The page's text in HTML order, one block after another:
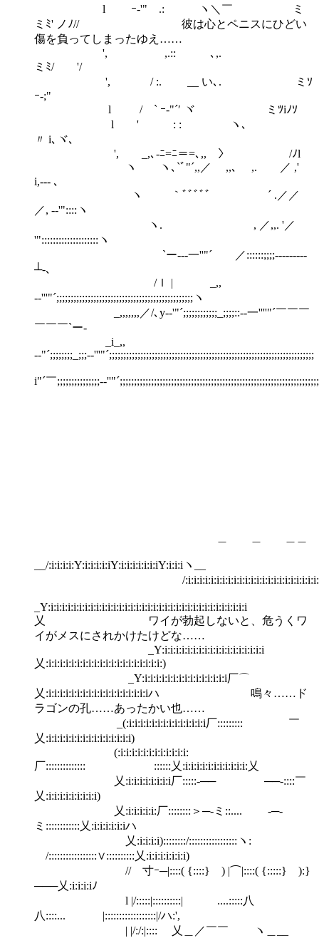
l ｰ‐'" .: ヽ＼￣ ミ
ミﾐ' ノﾉ// 彼は心とペニスにひどい
傷を負ってしまったゆえ……
', ,.:: ､,.
ミﾐ/ '/
', / :. __ い､. ミｿ
ｰ-;"
l / ` ｰ‐"´′ ヾ ミﾂiﾉｿ
l ' : : ヽ､
〃 i､ヾ､
', _,､-ﾆ=ﾆ＝=､,, 〉 /ﾉl
ヽ ヽ､`ﾞ"´,,／ ,,､ ,. ／ ,'
i,-‐- ､
ヽ ｀ﾞﾞﾞﾞﾞ ´ .／／
／, -‐'"::::ヽ
ヽ. , ／,,. '／
'"::::::::::::::::::::ヽ
`ー--‐一''"´ ／::::::;;;;---‐‐‐‐‐‐
┴-､
/ｌ | _,,
-‐'''"´;;;;;;;;;;;;;;;;;;;;;;;;;;;;;;;;;;;;;;;;;;;;;;;;ヽ
_,,,,,,,／/､y-‐'"´;;;;;;;;;;;;_;;;;::-‐一''''"´￣￣￣
￣￣￣`ー-
_i_,,
-‐"´;;;;;;;;_;;;-‐'''"´;;;;;;;;;;;;;;;;;;;;;;;;;;;;;;;;;;;;;;;;;;;;;;;;;;;;;;;;;;;;;;;;;;;;;;;;
i"´￣;;;;;;;;;;;;;;;-
__/:i:i:i:i:Y:i:i:i:i:iY:i:i:i:i:i:i:iY:i:i:iヽ__
/
_Y:i:i:i:i:i:i:i:i:i:i:i:i:i:i:i:i:i:i:i:i:i:i:i:i:i:i:i:i:i:i:i:i:i:i:i
乂 ワイが勃起しないと、危うくワ
イがメスにされかけたけどな……
_Y:i:i:i:i:i:i:i:i:i:i:i:i:i:i:i:i:i:i
乂:i:i:i:i:i:i:i:i:i:i:i:i:i:i:i:i:i:i:i:i:)
_Y:i:i:i:i:i:i:i:i:i:i:i:i:i:i:i厂⌒
乂:i:i:i:i:i:i:i:i:i:i:i:i:i:i:i:i:i:iハ 鳴々……ド
ラゴンの孔……あったかい也……
_(:i:i:i:i:i:i:i:i:i:i:i:i:i:i厂::::::::: ￣
乂:i:i:i:i:i:i:i:i:i:i:i:i:i:i:i)
(:i:i:i:i:i:i:i:i:i:i:i:i:
厂:::::::::::::: ::::::乂:i:i:i:i:i:i:i:i:i:i:i:乂
乂:i:i:i:i:i:i:i:i厂:::::-── ──-::::￣
乂:i:i:i:i:i:i:i:i:i)
乂:i:i:i:i:i:厂::::::::＞─-ミ::.... -─-
ミ::::::::::::乂:i:i:i:i:i:iハ
乂:i:i:i:i)::::::::/:::::::::::::::::ヽ:
/:::::::::::::::::∨::::::::::乂:i:i:i:i:i:i:i)
// 寸ｰ─|::::( {::::} ) |⌒|::::( {:::::} ):}
───乂:i:i:i:iﾉ
l |/:::::|::::::::::| ....:::::八
八::::... |::::::::::::::::::|/ハ:',
| |/:/:|:::: 乂＿／￣￣ ヽ＿__